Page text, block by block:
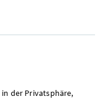
der Privatsphäre,